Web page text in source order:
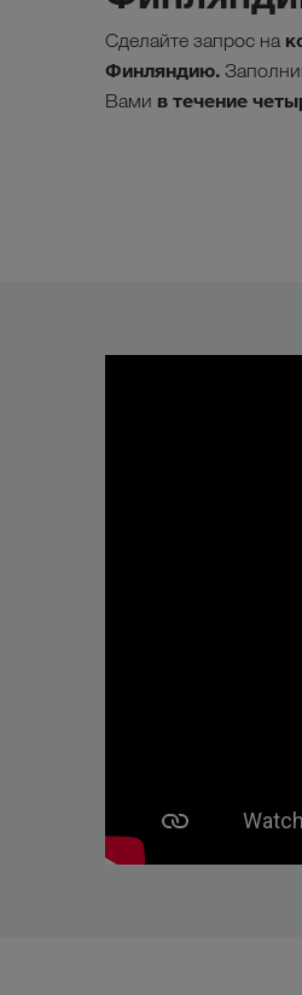
Сделайте запрос на
Финляндию.
Вами в течение